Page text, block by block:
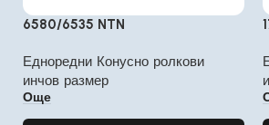
6580/6535 NTN
Едноредни Конусно ролкови
инчов размер
Още